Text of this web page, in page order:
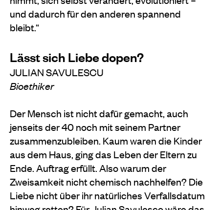
und dadurch für den anderen spannend
bleibt.“
Lässt sich Liebe dopen?
JULIAN SAVULESCU
Bioethiker
Der Mensch ist nicht dafür gemacht, auch
jenseits der 40 noch mit seinem Partner
zusammenzubleiben. Kaum waren die Kinder
aus dem Haus, ging das Leben der Eltern zu
Ende. Auftrag erfüllt. Also warum der
Zweisamkeit nicht chemisch nachhelfen? Die
Liebe nicht über ihr natürliches Verfallsdatum